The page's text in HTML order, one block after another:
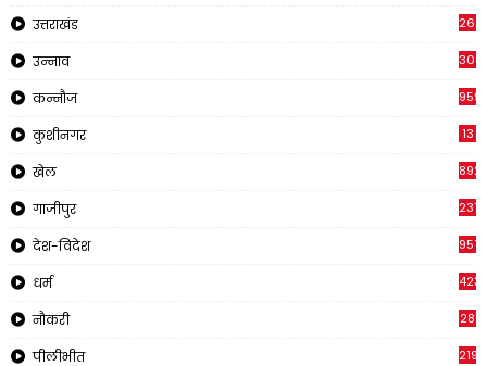
उत्तराखंड
उन्नाव 308
कन्नौज 959
कुशीनगर 13
खेल 892
गाजीपुर 237
देश-विदेश 957
धर्म 423
नौकरी 28
पीलीभीत 2195